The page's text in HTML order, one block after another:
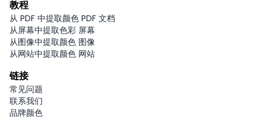
教程
从 PDF 中提取颜色 PDF 文档
从屏幕中提取色彩 屏幕
从图像中提取颜色 图像
从网站中提取颜色 网站
链接
常见问题
联系我们
品牌颜色